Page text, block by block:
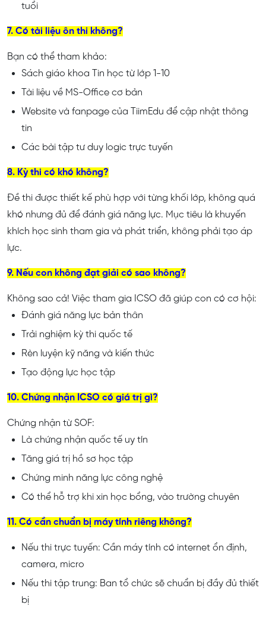
tuổi
7. Có tài liệu ôn thi không?
Bạn có thể tham khảo:
Sách giáo khoa Tin học từ lớp 1-10
Tài liệu về MS-Office cơ bản
Website và fanpage của TiimEdu để cập nhật thông
tin
Các bài tập tư duy logic trực tuyến
8. Kỳ thi có khó không?
Đề thi được thiết kế phù hợp với từng khối lớp, không quá
khó nhưng đủ để đánh giá năng lực. Mục tiêu là khuyến
khích học sinh tham gia và phát triển, không phải tạo áp
lực.
9. Nếu con không đạt giải có sao không?
Không sao cả! Việc tham gia ICSO đã giúp con có cơ hội:
Đánh giá năng lực bản thân
Trải nghiệm kỳ thi quốc tế
Rèn luyện kỹ năng và kiến thức
Tạo động lực học tập
10. Chứng nhận ICSO có giá trị gì?
Chứng nhận từ SOF:
Là chứng nhận quốc tế uy tín
Tăng giá trị hồ sơ học tập
Chứng minh năng lực công nghệ
Có thể hỗ trợ khi xin học bổng, vào trường chuyên
11. Có cần chuẩn bị máy tính riêng không?
Nếu thi trực tuyến: Cần máy tính có internet ổn định,
camera, micro
Nếu thi tập trung: Ban tổ chức sẽ chuẩn bị đầy đủ thiết
bị